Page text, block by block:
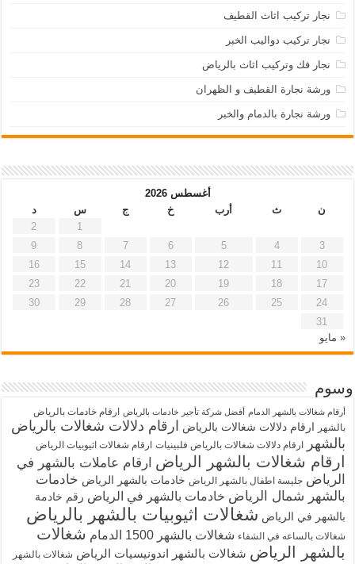
نجار تركيب اثاث القطيف
نجار تركيب دواليب الخبر
نجار فك وتركيب اثاث بالرياض
ورشة نجارة القطيف و الظهران
ورشة نجارة بالدمام والخبر
أغسطس 2026
ن
ث أرب خ ج س
د
1
2
3
4
5
6
7
8
9
10
11
12
13
14
15
16
17
18
19
20
21
22
23
24
25
26
27
28
29
30
31
« مايو
وسوم
أرقام شغالات بالشهر الدمام أفضل شركة تأجير خادمات بالرياض
ارقام خادمات بالرياض
بالشهر
ارقام دلالات شغالات بالرياض ارقام دلالات شغالات بالرياض
بالشهر
ارقام دلالات شغالات بالرياض فلبينيات ارقام شغالات اثيوبيات الرياض
ارقام شغالات بالشهر الرياض ارقام عاملات بالشهر في
الرياض جليسة اطفال بالشهر الرياض خادمات بالشهر الرياض خادمات
بالشهر شمال الرياض خادمات بالشهر في الرياض رقم خادمة
بالشهر في الرياض شغالات اثيوبيات بالشهر بالرياض
شغالات بالساعه في الشفاء شغالات بالشهر 1500 الدمام
شغالات
بالشهر الرياض شغالات بالشهر اندونيسيات الرياض شغالات بالشهر